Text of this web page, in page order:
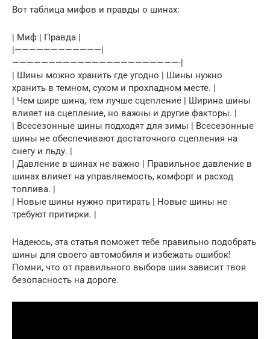
Вот таблица мифов и правды о шинах:
| Миф | Правда |
|————————————|
———————————————————————-|
| Шины можно хранить где угодно | Шины нужно
хранить в темном, сухом и прохладном месте. |
| Чем шире шина, тем лучше сцепление | Ширина шины
влияет на сцепление, но важны и другие факторы. |
| Всесезонные шины подходят для зимы | Всесезонные
шины не обеспечивают достаточного сцепления на
снегу и льду. |
| Давление в шинах не важно | Правильное давление в
шинах влияет на управляемость, комфорт и расход
топлива. |
| Новые шины нужно притирать | Новые шины не
требуют притирки. |
Надеюсь, эта статья поможет тебе правильно подобрать
шины для своего автомобиля и избежать ошибок!
Помни, что от правильного выбора шин зависит твоя
безопасность на дороге.